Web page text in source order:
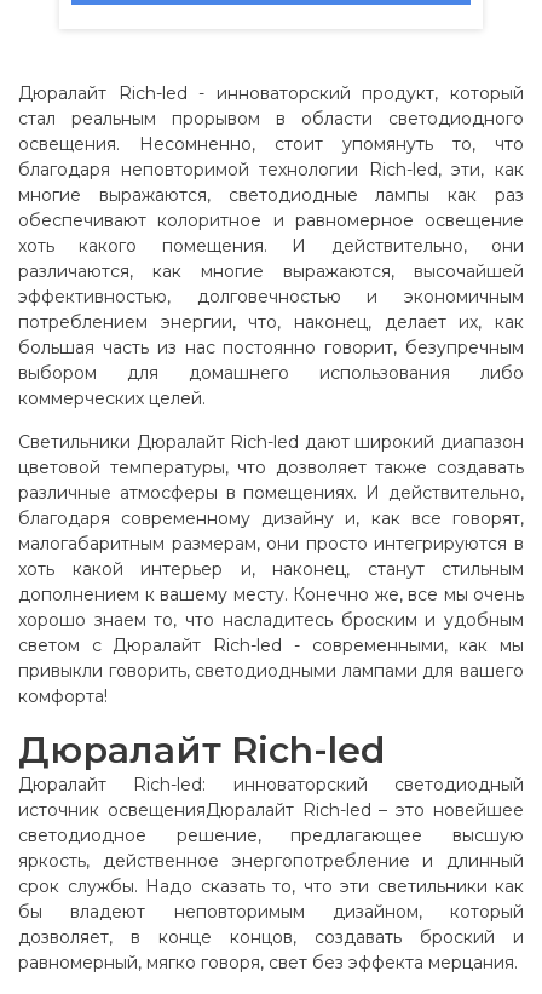
Дюралайт Rich-led - инноваторский продукт, который
стал реальным прорывом в области светодиодного
освещения. Несомненно, стоит упомянуть то, что
благодаря неповторимой технологии Rich-led, эти, как
многие выражаются, светодиодные лампы как раз
обеспечивают колоритное и равномерное освещение
хоть какого помещения. И действительно, они
различаются, как многие выражаются, высочайшей
эффективностью, долговечностью и экономичным
потреблением энергии, что, наконец, делает их, как
большая часть из нас постоянно говорит, безупречным
выбором для домашнего использования либо
коммерческих целей.
Светильники Дюралайт Rich-led дают широкий диапазон
цветовой температуры, что дозволяет также создавать
различные атмосферы в помещениях. И действительно,
благодаря современному дизайну и, как все говорят,
малогабаритным размерам, они просто интегрируются в
хоть какой интерьер и, наконец, станут стильным
дополнением к вашему месту. Конечно же, все мы очень
хорошо знаем то, что насладитесь броским и удобным
светом с Дюралайт Rich-led - современными, как мы
привыкли говорить, светодиодными лампами для вашего
комфорта!
Дюралайт Rich-led
Дюралайт Rich-led: инноваторский светодиодный
источник освещенияДюралайт Rich-led – это новейшее
светодиодное решение, предлагающее высшую
яркость, действенное энергопотребление и длинный
срок службы. Надо сказать то, что эти светильники как
бы владеют неповторимым дизайном, который
дозволяет, в конце концов, создавать броский и
равномерный, мягко говоря, свет без эффекта мерцания.